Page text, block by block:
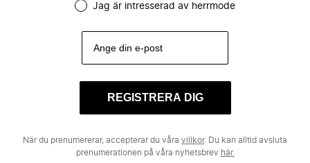
Jag är intresserad av herrmode
REGISTRERA DIG
När du prenumererar, accepterar du våra villkor. Du kan alltid avsluta
prenumerationen på våra nyhetsbrev här.